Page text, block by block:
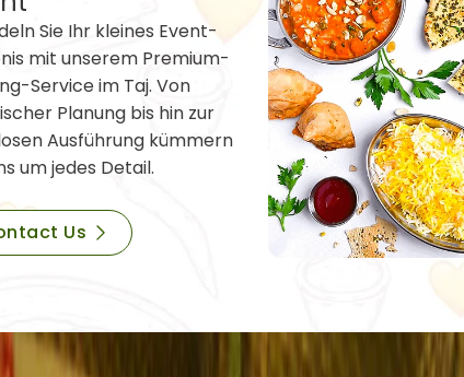
Sie Ihr kleines Event-
mit unserem Premium-
Service im Taj. Von
Planung bis hin zur
Ausführung kümmern
um jedes Detail.
Us